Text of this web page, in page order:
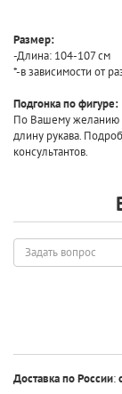
Размер:
-Длина: 104-107 см
*-в зависимости от
Подгонка по фигуре:
По Вашему желанию
длину рукава.
консультантов.
Задать
вопрос
Доставка по России: